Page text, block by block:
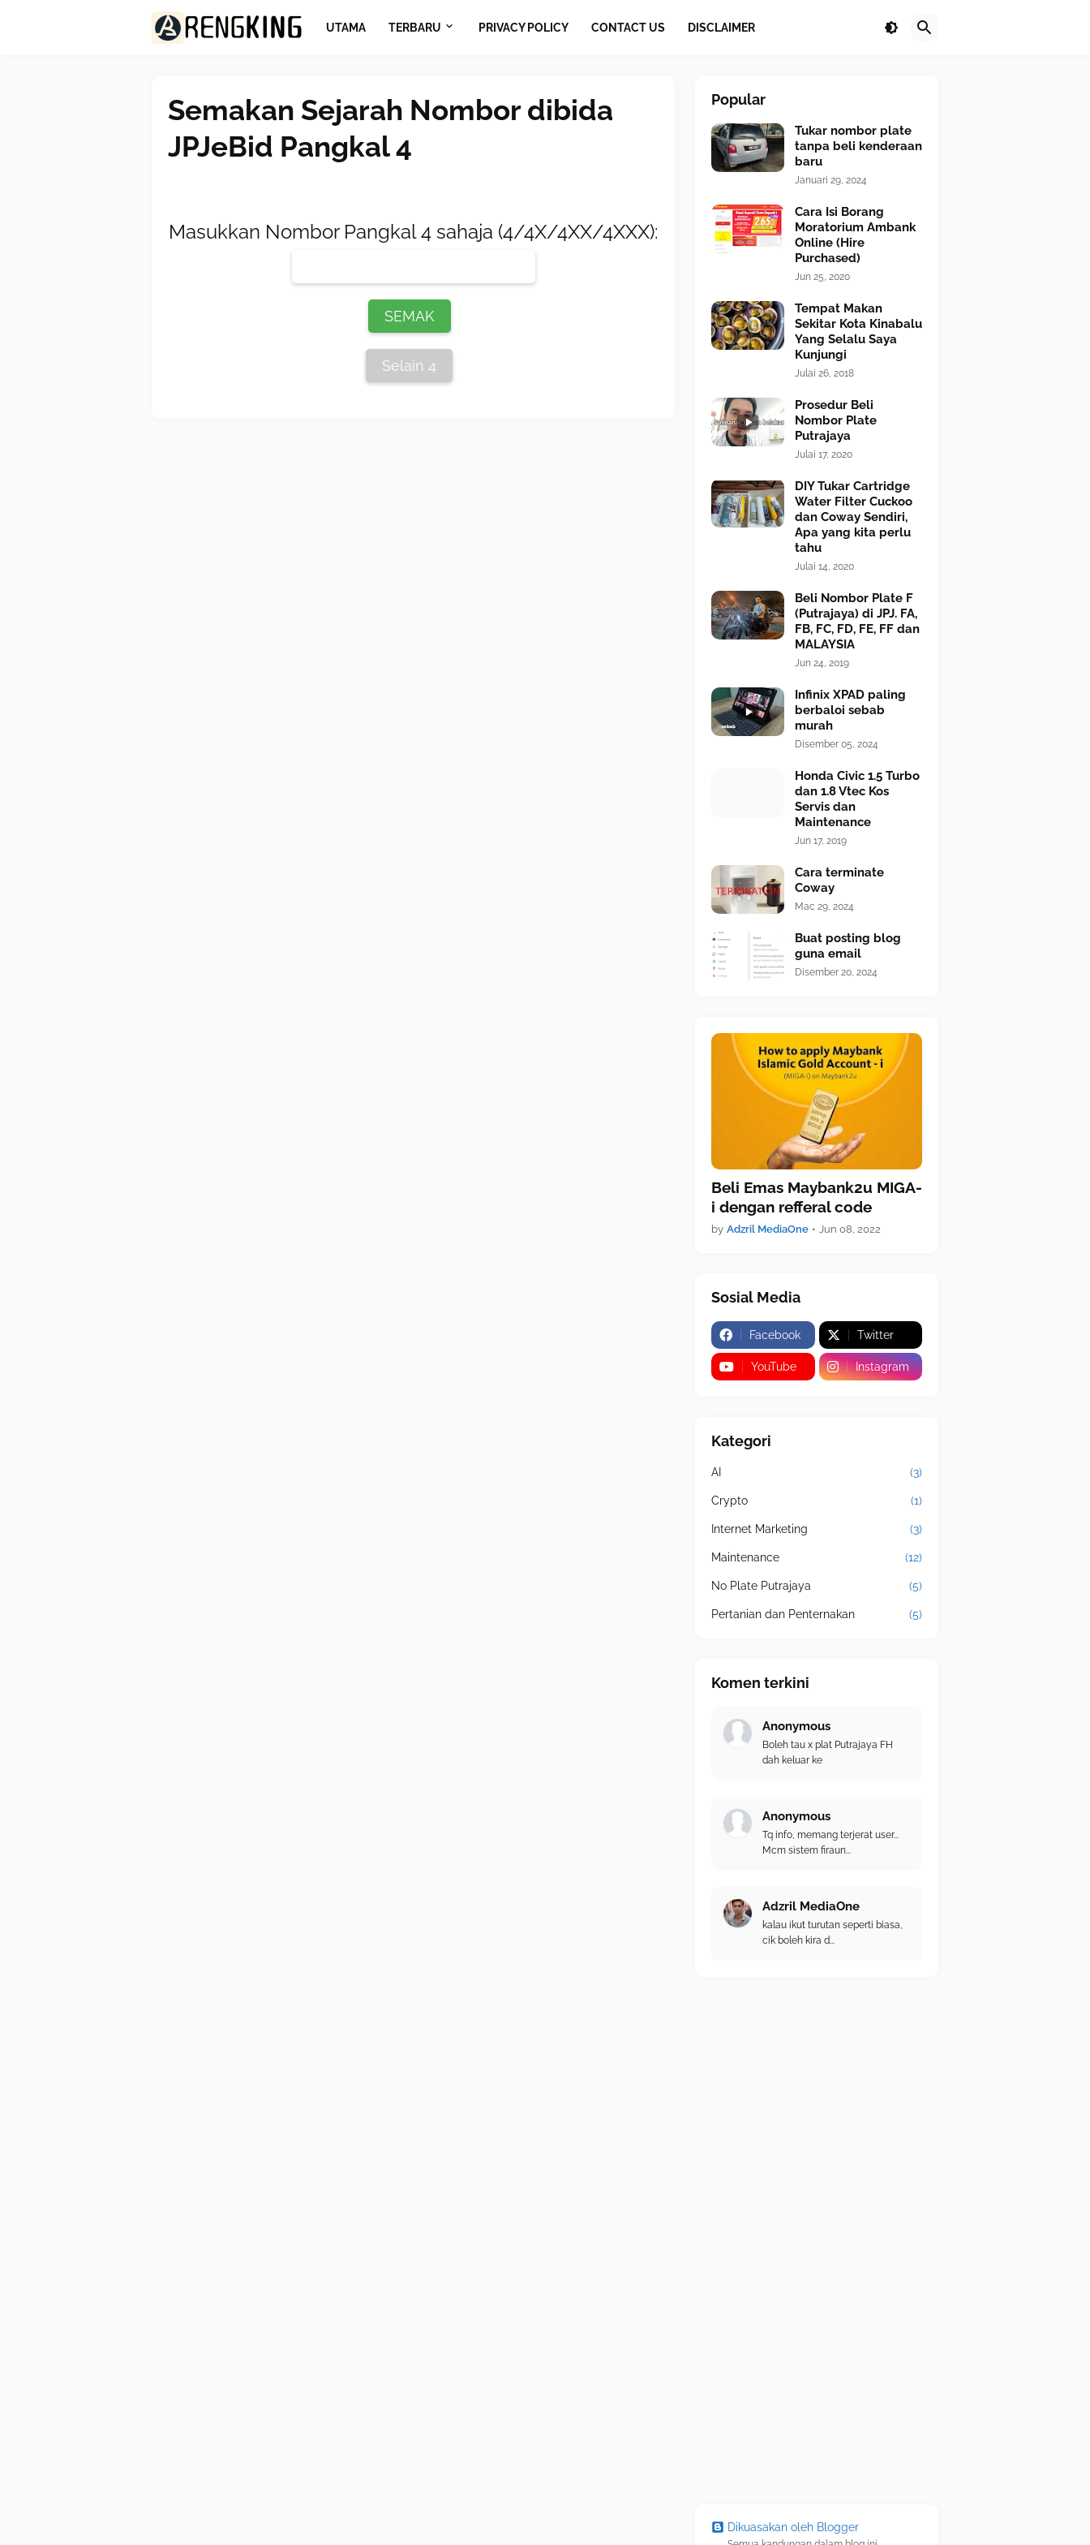
UTAMA TERBARU PRIVACY POLICY CONTACT US DISCLAIMER
Semakan Sejarah Nombor dibida
JPJeBid Pangkal 4
Masukkan Nombor Pangkal 4 sahaja (4/4X/4XX/4XXX):
SEMAK
Selain 4
Popular
Tukar nombor plate
tanpa beli kenderaan
baru
Januari 29, 2024
Cara Isi Borang
Moratorium Ambank
Online (Hire
Purchased)
Jun 25, 2020
Tempat Makan
Sekitar Kota Kinabalu
Yang Selalu Saya
Kunjungi
Julai 26, 2018
Prosedur Beli
Nombor Plate
Putrajaya
Julai 17, 2020
DIY Tukar Cartridge
Water Filter Cuckoo
dan Coway Sendiri,
Apa yang kita perlu
tahu
Julai 14, 2020
Beli Nombor Plate F
(Putrajaya) di JPJ. FA,
FB, FC, FD, FE, FF dan
MALAYSIA
Jun 24, 2019
Infinix XPAD paling
berbaloi sebab
murah
Disember 05, 2024
Honda Civic 1.5 Turbo
dan 1.8 Vtec Kos
Servis dan
Maintenance
Jun 17, 2019
Cara terminate
Coway
Mac 29, 2024
Buat posting blog
guna email
Disember 20, 2024
Beli Emas Maybank2u MIGA-
i dengan refferal code
by Adzril MediaOne • Jun 08, 2022
Sosial Media
Facebook Twitter
YouTube Instagram
Kategori
AI (3)
Crypto (1)
Internet Marketing (3)
Maintenance (12)
No Plate Putrajaya (5)
Pertanian dan Penternakan (5)
Komen terkini
Anonymous
Boleh tau x plat Putrajaya FH
dah keluar ke
Anonymous
Tq info, memang terjerat user...
Mcm sistem firaun...
Adzril MediaOne
kalau ikut turutan seperti biasa,
cik boleh kira d...
Dikuasakan oleh Blogger